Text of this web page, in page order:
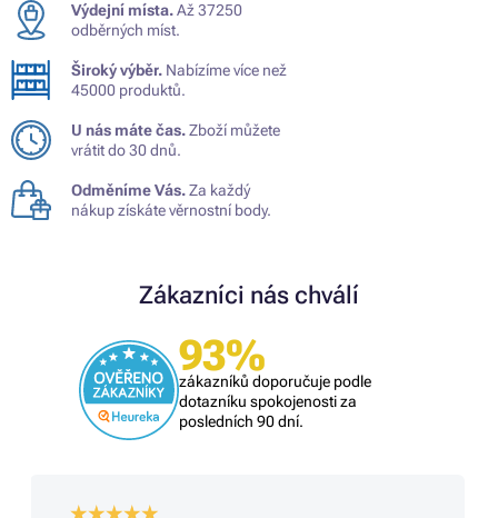
Výdejní místa.Až 37250
odběrných míst.
Široký výběr. Nabízíme více než
45000 produktů.
U nás máte čas.Zboží můžete
vrátit do 30 dnů.
Odměníme Vás.Za každý
nákup získáte věrnostní body.
Zákazníci nás chválí
93%
zákazníků doporučuje podle
dotazníku spokojenosti za
posledních 90 dní.